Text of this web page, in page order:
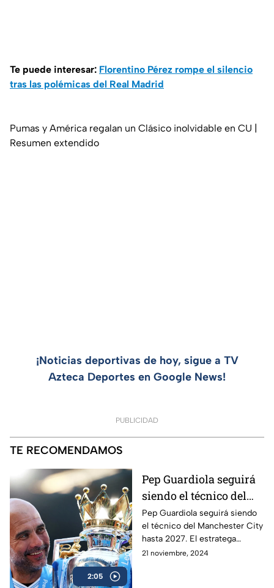
Te puede interesar: Florentino Pérez rompe el silencio
tras las polémicas del Real Madrid
Pumas y América regalan un Clásico inolvidable en CU |
Resumen extendido
¡Noticias deportivas de hoy, sigue a TV
Azteca Deportes en Google News!
PUBLICIDAD
TE RECOMENDAMOS
2:05
Pep Guardiola seguirá
siendo el técnico del
Manchester City
Pep Guardiola seguirá siendo
el técnico del Manchester City
hasta 2027. El estratega
español se ha consolidado
21 noviembre, 2024